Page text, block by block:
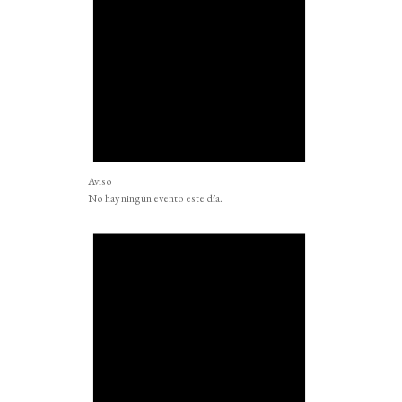
Aviso
No hay ningún evento este día.